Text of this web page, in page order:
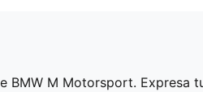
BMW M Motorsport. Expresa